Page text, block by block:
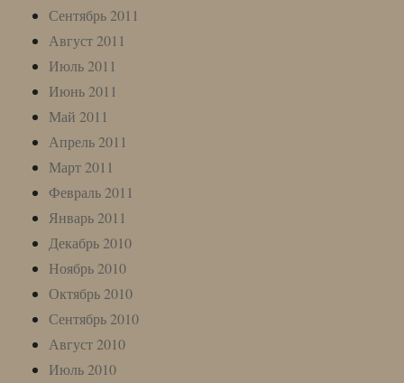
Сентябрь 2011
Август 2011
Июль 2011
Июнь 2011
Май 2011
Апрель 2011
Март 2011
Февраль 2011
Январь 2011
Декабрь 2010
Ноябрь 2010
Октябрь 2010
Сентябрь 2010
Август 2010
Июль 2010